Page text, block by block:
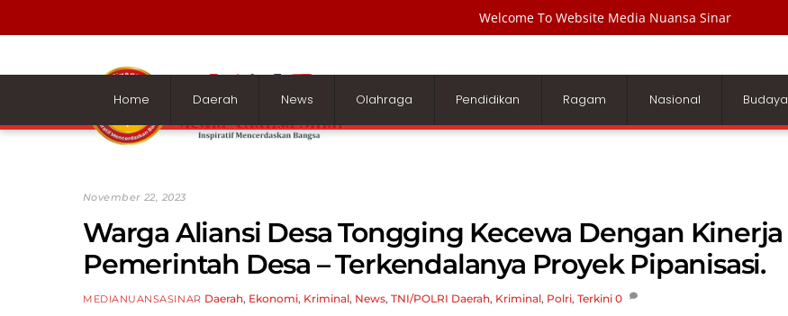
Welcome To Website Media Nuansa Sinar
content
Home
Daerah News Olahraga Pendidikan Ragam Nasional Budaya
November 22, 2023
Warga Aliansi Desa Tongging Kecewa Dengan Kinerja
Pemerintah Desa – Terkendalanya Proyek Pipanisasi.
MEDIANUANSASINAR Daerah, Ekonomi, Kriminal, News, TNI/POLRI Daerah, Kriminal, Polri, Terkini 0